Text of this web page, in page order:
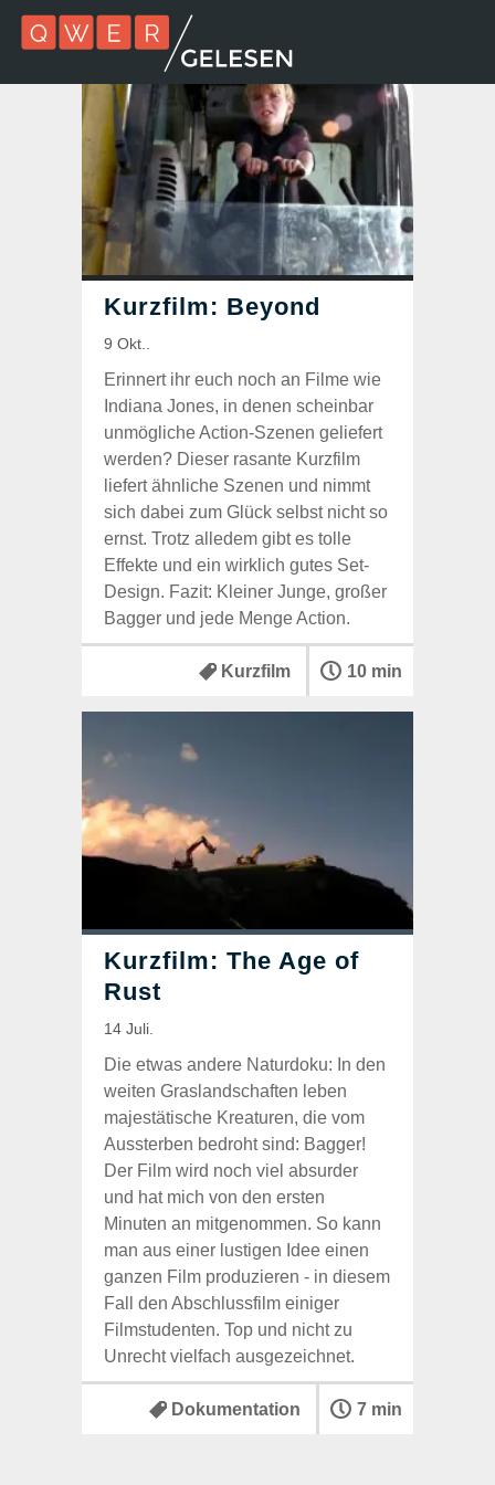
Erinnert ihr euch noch an Filme wie
Indiana Jones, in denen scheinbar
unmögliche Action-Szenen geliefert
werden? Dieser rasante Kurzfilm
liefert ähnliche Szenen und nimmt
sich dabei zum Glück selbst nicht so
ernst. Trotz alledem gibt es tolle
Effekte und ein wirklich gutes Set-
Design. Fazit: Kleiner Junge, großer
Bagger und jede Menge Action.
Kurzfilm 10 min
Die etwas andere Naturdoku: In den
weiten Graslandschaften leben
majestätische Kreaturen, die vom
Aussterben bedroht sind: Bagger!
Der Film wird noch viel absurder
und hat mich von den ersten
Minuten an mitgenommen. So kann
man aus einer lustigen Idee einen
ganzen Film produzieren - in diesem
Fall den Abschlussfilm einiger
Filmstudenten. Top und nicht zu
Unrecht vielfach ausgezeichnet.
Dokumentation 7 min